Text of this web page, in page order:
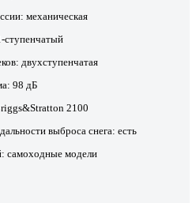
механическая
ступенчатый
двухступенчатая
98 дБ
2100
выброса снега: есть
самоходные модели